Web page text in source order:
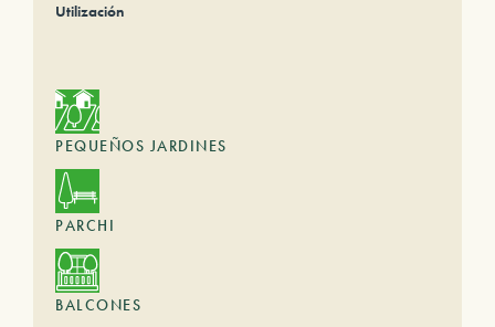
Utilización
PEQUEÑOS JARDINES
PARCHI
BALCONES